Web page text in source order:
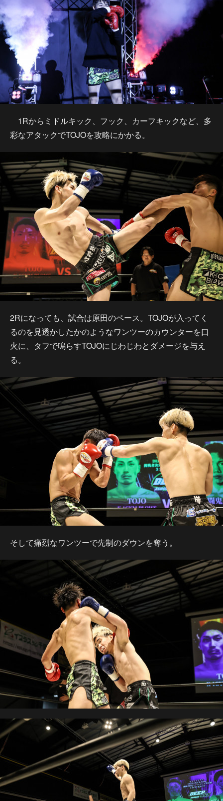
1Rからミドルキック、フック、カーフキックなど、多
彩なアタックでTOJOを攻略にかかる。
2Rになっても、試合は原田のペース。TOJOが入ってく
るのを見透かしたかのようなワンツーのカウンターを口
火に、タフで鳴らすTOJOにじわじわとダメージを与え
る。
そして痛烈なワンツーで先制のダウンを奪う。